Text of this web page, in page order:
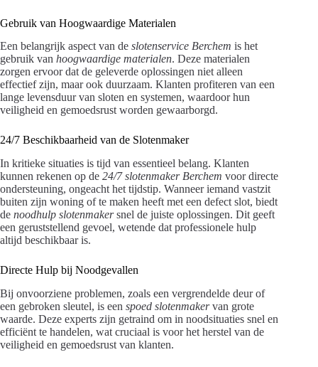
Gebruik van Hoogwaardige Materialen
Een belangrijk aspect van de slotenservice Berchem is het
gebruik van hoogwaardige materialen. Deze materialen
zorgen ervoor dat de geleverde oplossingen niet alleen
effectief zijn, maar ook duurzaam. Klanten profiteren van een
lange levensduur van sloten en systemen, waardoor hun
veiligheid en gemoedsrust worden gewaarborgd.
24/7 Beschikbaarheid van de Slotenmaker
In kritieke situaties is tijd van essentieel belang. Klanten
kunnen rekenen op de 24/7 slotenmaker Berchem voor directe
ondersteuning, ongeacht het tijdstip. Wanneer iemand vastzit
buiten zijn woning of te maken heeft met een defect slot, biedt
de noodhulp slotenmakersnel de juiste oplossingen. Dit geeft
een geruststellend gevoel, wetende dat professionele hulp
altijd beschikbaar is.
Directe Hulp bij Noodgevallen
Bij onvoorziene problemen, zoals een vergrendelde deur of
een gebroken sleutel, is een spoed slotenmakervan grote
waarde. Deze experts zijn getraind om in noodsituaties snel en
efficiënt te handelen, wat cruciaal is voor het herstel van de
veiligheid en gemoedsrust van klanten.